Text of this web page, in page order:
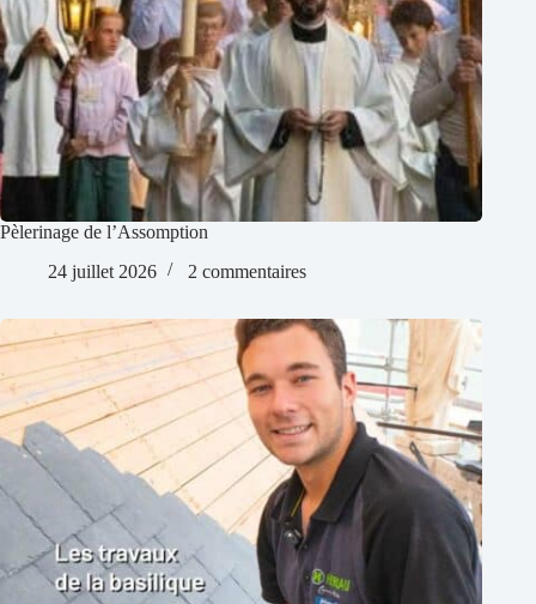
Pèlerinage de l’Assomption
24 juillet 2026
2 commentaires